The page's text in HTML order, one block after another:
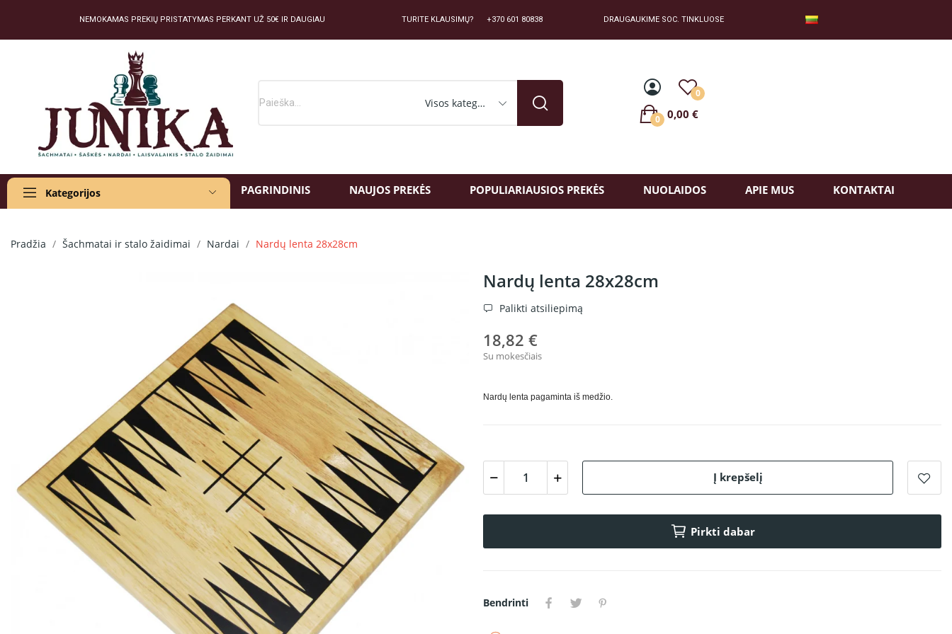
NEMOKAMAS PREKIŲ PRISTATYMAS PERKANT UŽ 50€ IR DAUGIAU TURITE KLAUSIMŲ? +370 601 80838 DRAUGAUKIME SOC. TINKLUOSE
Visos kategorijos
0
0,00 €
0
Kategorijos PAGRINDINIS NAUJOS PREKĖS POPULIARIAUSIOS PREKĖS NUOLAIDOS APIE MUS KONTAKTAI
Pradžia Šachmatai ir stalo žaidimai Nardai Nardų lenta 28x28cm
Nardų lenta 28x28cm
Palikti atsiliepimą
18,82 €
Su mokesčiais
Nardų lenta pagaminta iš medžio.
Į krepšelį
Pirkti dabar
Bendrinti